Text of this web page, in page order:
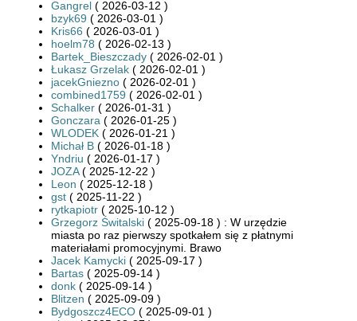
Gangrel ( 2026-03-12 )
bzyk69 ( 2026-03-01 )
Kris66 ( 2026-03-01 )
hoelm78 ( 2026-02-13 )
Bartek_Bieszczady ( 2026-02-01 )
Łukasz Grzelak ( 2026-02-01 )
jacekGniezno ( 2026-02-01 )
combined1759 ( 2026-02-01 )
Schalker ( 2026-01-31 )
Gonczara ( 2026-01-25 )
WLODEK ( 2026-01-21 )
Michał B ( 2026-01-18 )
Yndriu ( 2026-01-17 )
JOZA( 2025-12-22 )
Leon ( 2025-12-18 )
gst ( 2025-11-22 )
rytkapiotr ( 2025-10-12 )
Grzegorz Świtalski ( 2025-09-18 ) : W urzędzie
miasta po raz pierwszy spotkałem się z płatnymi
materiałami promocyjnymi. Brawo
Jacek Kamycki ( 2025-09-17 )
Bartas ( 2025-09-14 )
donk ( 2025-09-14 )
Blitzen ( 2025-09-09 )
Bydgoszcz4ECO ( 2025-09-01 )